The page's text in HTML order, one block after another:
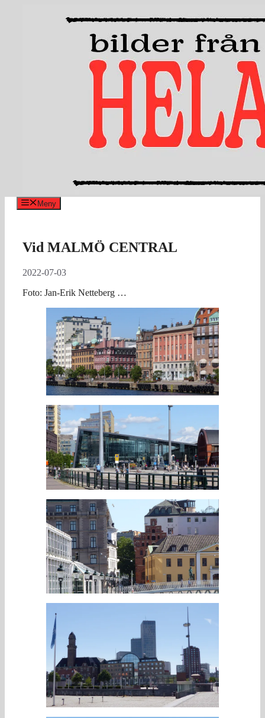
Meny
Vid MALMÖ CENTRAL
2022-07-03
Foto: Jan-Erik Netteberg …